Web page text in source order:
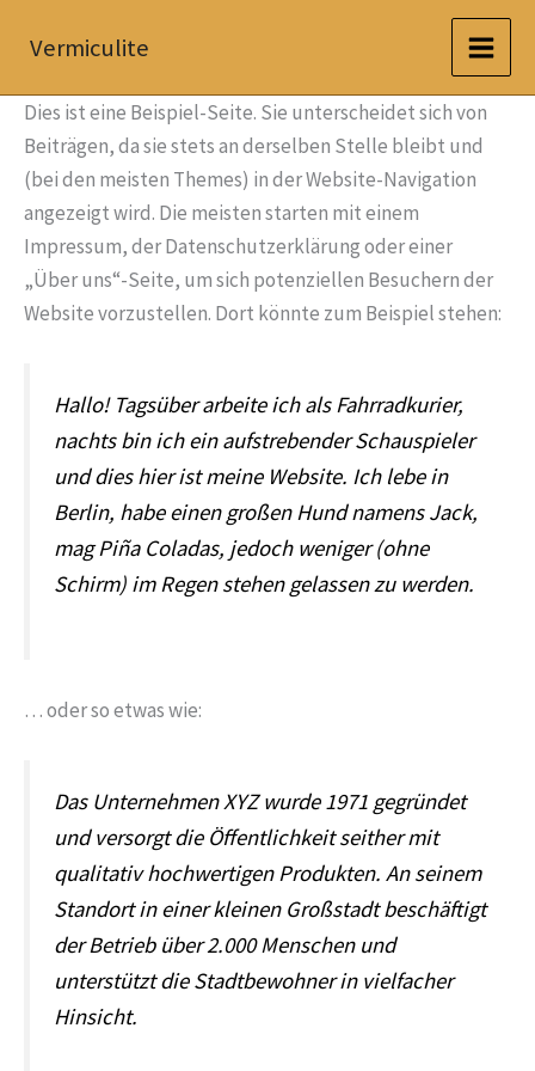
InhaltVermiculite
Dies ist eine Beispiel-Seite. Sie unterscheidet sich von
Beiträgen, da sie stets an derselben Stelle bleibt und
(bei den meisten Themes) in der Website-Navigation
angezeigt wird. Die meisten starten mit einem
Impressum, der Datenschutzerklärung oder einer
„Über uns“-Seite, um sich potenziellen Besuchern der
Website vorzustellen. Dort könnte zum Beispiel stehen:
Hallo! Tagsüber arbeite ich als Fahrradkurier,
nachts bin ich ein aufstrebender Schauspieler
und dies hier ist meine Website. Ich lebe in
Berlin, habe einen großen Hund namens Jack,
mag Piña Coladas, jedoch weniger (ohne
Schirm) im Regen stehen gelassen zu werden.
… oder so etwas wie:
Das Unternehmen XYZ wurde 1971 gegründet
und versorgt die Öffentlichkeit seither mit
qualitativ hochwertigen Produkten. An seinem
Standort in einer kleinen Großstadt beschäftigt
der Betrieb über 2.000 Menschen und
unterstützt die Stadtbewohner in vielfacher
Hinsicht.